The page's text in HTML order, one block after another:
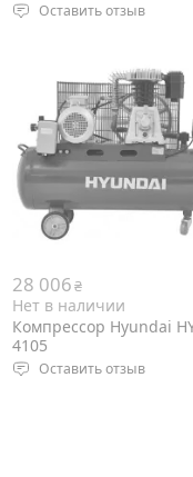
Оставить отзыв
Тип компрессора:
Мощность двигателя: 3
Выходная мощность 3
Объем ресивера: 75 л
Вес: 60 кг
28 006₴
Нет в наличии
Компрессор Hyundai
4105
Оставить отзыв